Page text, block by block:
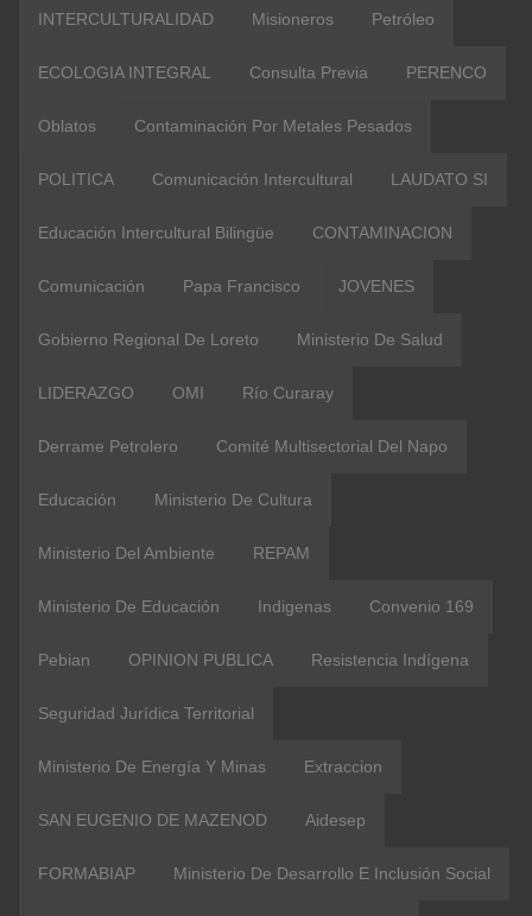
INTERCULTURALIDAD Misioneros Petróleo
ECOLOGIA INTEGRAL Consulta Previa PERENCO
Oblatos Contaminación Por Metales Pesados
POLITICA Comunicación Intercultural LAUDATO SI
Educación Intercultural Bilingüe CONTAMINACION
Comunicación Papa Francisco JOVENES
Gobierno Regional De Loreto Ministerio De Salud
LIDERAZGO OMI Río Curaray
Derrame Petrolero Comité Multisectorial Del Napo
Educación Ministerio De Cultura
Ministerio Del Ambiente REPAM
Ministerio De Educación Indigenas Convenio 169
Pebian OPINION PUBLICA Resistencia Indígena
Seguridad Jurídica Territorial
Ministerio De Energía Y Minas Extraccion
SAN EUGENIO DE MAZENOD Aidesep
FORMABIAP Ministerio De Desarrollo E Inclusión Social